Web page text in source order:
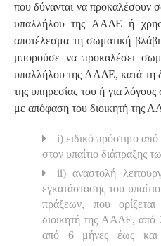
που δύνανται να προκαλέσουν
υπαλλήλου της ΑΑΔΕ ή
αποτέλεσμα τη σωματική
μπορούσε να προκαλέσει
υπαλλήλου της ΑΑΔΕ, κατά τη
της υπηρεσίας του ή για
με απόφαση του διοικητή της
i) ειδικό πρόστιμο
στον υπαίτιο διάπραξης
ii) αναστολή
εγκατάστασης του
πράξεων, που
διοικητή της ΑΑΔΕ, από
από 6 μήνες έως